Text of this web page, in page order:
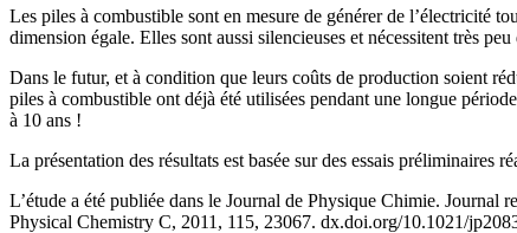
Les piles à combustible sont en mesure de générer de l’électricité
dimension égale. Elles sont aussi silencieuses et nécessitent très
Dans le futur, et à condition que leurs coûts de production soient
piles à combustible ont déjà été utilisées pendant une longue
à 10 ans !
La présentation des résultats est basée sur des essais préliminaires
L’étude a été publiée dans le Journal de Physique Chimie.
Physical Chemistry C, 2011, 115, 23067. dx.doi.org/10.1021/